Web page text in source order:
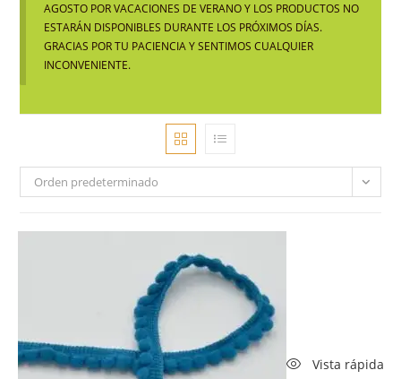
AGOSTO POR VACACIONES DE VERANO Y LOS PRODUCTOS NO
ESTARÁN DISPONIBLES DURANTE LOS PRÓXIMOS DÍAS.
GRACIAS POR TU PACIENCIA Y SENTIMOS CUALQUIER
INCONVENIENTE.
Orden predeterminado
Vista rápida